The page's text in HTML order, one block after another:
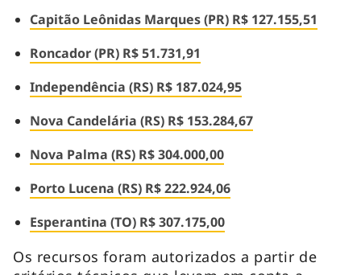
Capitão Leônidas Marques (PR) R$ 127.155,51
Roncador (PR) R$ 51.731,91
Independência (RS) R$ 187.024,95
Nova Candelária (RS) R$ 153.284,67
Nova Palma (RS) R$ 304.000,00
Porto Lucena (RS) R$ 222.924,06
Esperantina (TO) R$ 307.175,00
Os recursos foram autorizados a partir de